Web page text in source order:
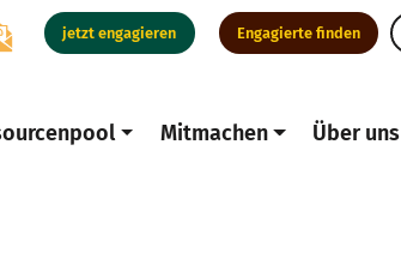
jetzt engagieren Engagierte finden
Mitmachen Über uns